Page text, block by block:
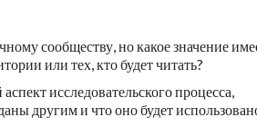
сообществу, но какое значение
или тех, кто будет читать?
исследовательского процесса,
другим и что оно будет